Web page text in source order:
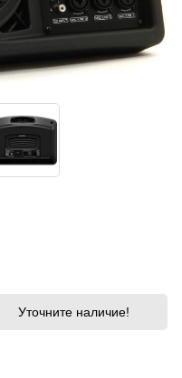
Уточните наличие!